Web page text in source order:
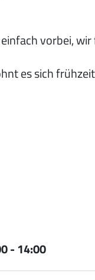
vorbei,
es sich
-14:00